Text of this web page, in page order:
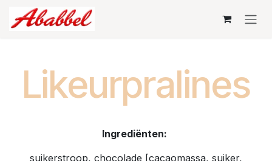
Skip to Content
Likeurpralines
Ingrediënten:
suikerstroop, chocolade [cacaomassa, suiker,